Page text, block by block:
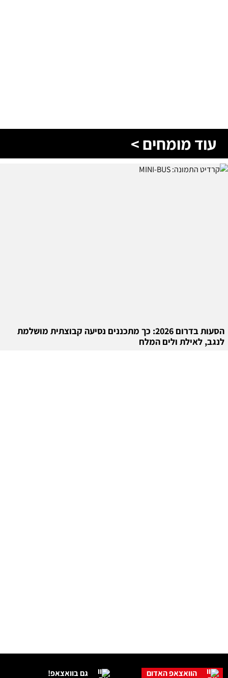
עוד מומחים >
הסעות בדרום 2026: כך מתכננים נסיעה קבוצתית מושלמת
לנגב, לאילת ולים המלח
גם בוואצאפ! הוואצאפ האדום